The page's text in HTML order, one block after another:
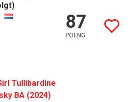
87
POENG
Tullibardine
BA (2024)